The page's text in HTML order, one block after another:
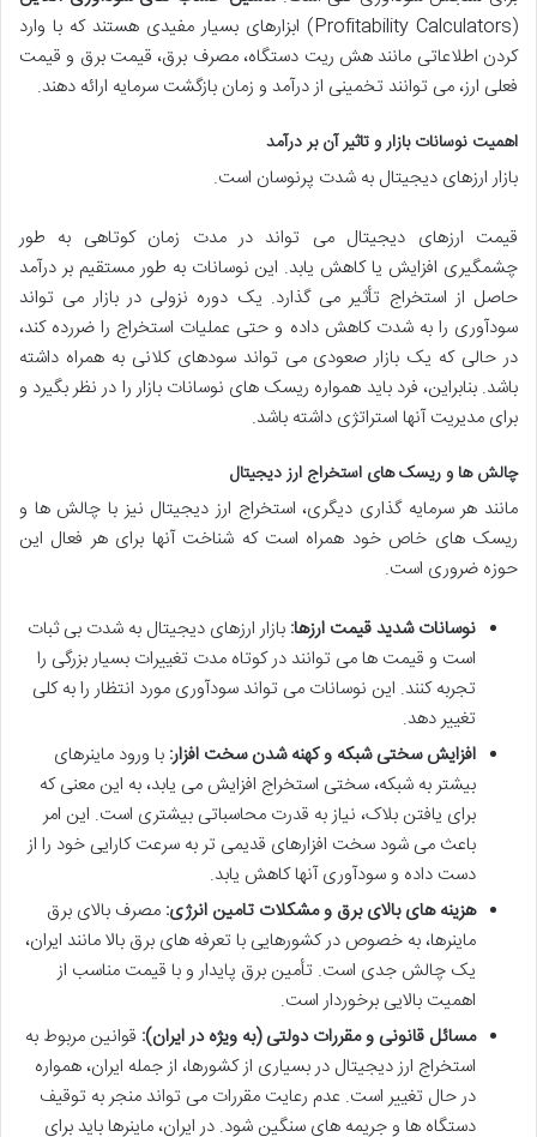
(Profitability Calculators) ابزارهای بسیار مفیدی هستند که با وارد
کردن اطلاعاتی مانند هش ریت دستگاه، مصرف برق، قیمت برق و قیمت
فعلی ارز، می توانند تخمینی از درآمد و زمان بازگشت سرمایه ارائه دهند.
اهمیت نوسانات بازار و تاثیر آن بر درآمد
بازار ارزهای دیجیتال به شدت پرنوسان است.
قیمت ارزهای دیجیتال می تواند در مدت زمان کوتاهی به طور
چشمگیری افزایش یا کاهش یابد. این نوسانات به طور مستقیم بر درآمد
حاصل از استخراج تأثیر می گذارد. یک دوره نزولی در بازار می تواند
سودآوری را به شدت کاهش داده و حتی عملیات استخراج را ضررده کند،
در حالی که یک بازار صعودی می تواند سودهای کلانی به همراه داشته
باشد. بنابراین، فرد باید همواره ریسک های نوسانات بازار را در نظر بگیرد و
برای مدیریت آنها استراتژی داشته باشد.
چالش ها و ریسک های استخراج ارز دیجیتال
مانند هر سرمایه گذاری دیگری، استخراج ارز دیجیتال نیز با چالش ها و
ریسک های خاص خود همراه است که شناخت آنها برای هر فعال این
حوزه ضروری است.
نوسانات شدید قیمت ارزها: بازار ارزهای دیجیتال به شدت بی ثبات
است و قیمت ها می توانند در کوتاه مدت تغییرات بسیار بزرگی را
تجربه کنند. این نوسانات می تواند سودآوری مورد انتظار را به کلی
تغییر دهد.
افزایش سختی شبکه و کهنه شدن سخت افزار: با ورود ماینرهای
بیشتر به شبکه، سختی استخراج افزایش می یابد، به این معنی که
برای یافتن بلاک، نیاز به قدرت محاسباتی بیشتری است. این امر
باعث می شود سخت افزارهای قدیمی تر به سرعت کارایی خود را از
دست داده و سودآوری آنها کاهش یابد.
هزینه های بالای برق و مشکلات تامین انرژی: مصرف بالای برق
ماینرها، به خصوص در کشورهایی با تعرفه های برق بالا مانند ایران،
یک چالش جدی است. تأمین برق پایدار و با قیمت مناسب از
اهمیت بالایی برخوردار است.
مسائل قانونی و مقررات دولتی (به ویژه در ایران): قوانین مربوط به
استخراج ارز دیجیتال در بسیاری از کشورها، از جمله ایران، همواره
در حال تغییر است. عدم رعایت مقررات می تواند منجر به توقیف
دستگاه ها و جریمه های سنگین شود. در ایران، ماینرها باید برای